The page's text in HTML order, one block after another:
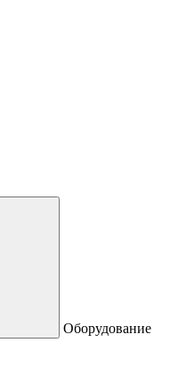
Оборудование